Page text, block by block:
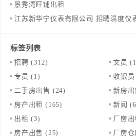
景秀湾旺铺出租
江苏新华宁仪表有限公司 招聘温度仪
标签列表
招聘 (312) 文员
专员 (1) 收银员
二手房出售 (24) 新房出
房产出租 (165) 新闻
出租 (3) 厂房出
房产出售 (25) 厂房仓